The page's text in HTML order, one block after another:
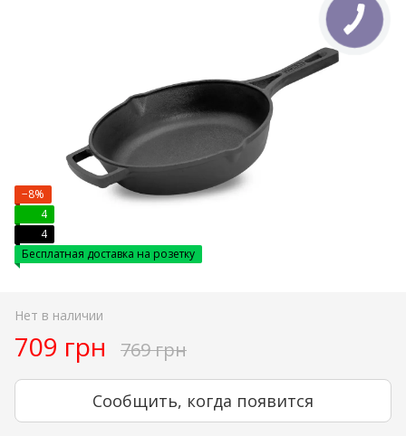
−8%
4
4
Бесплатная доставка на розетку
Нет в наличии
709 грн 769 грн
Сообщить, когда появится